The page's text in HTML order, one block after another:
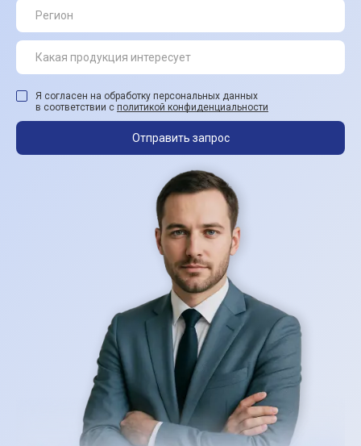
Я согласен на обработку персональных данных
в соответствии с политикой конфиденциальности
Отправить запрос